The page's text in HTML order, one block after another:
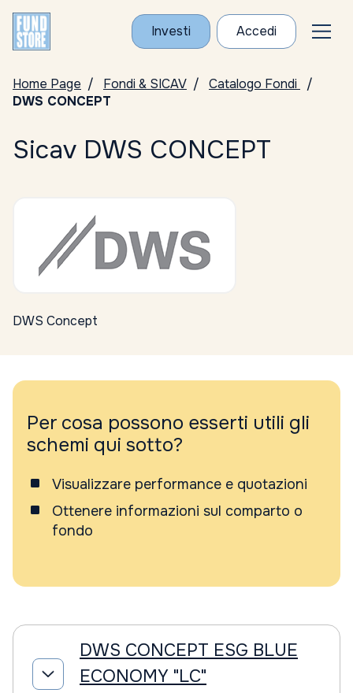
Investi Accedi
Home Page Fondi & SICAV
Catalogo Fondi
DWS CONCEPT
Sicav DWS CONCEPT
DWS Concept
Per cosa possono esserti utili gli
schemi qui sotto?
Visualizzare performance e quotazioni
Ottenere informazioni sul comparto o
fondo
DWS CONCEPT ESG BLUE
ECONOMY "LC"